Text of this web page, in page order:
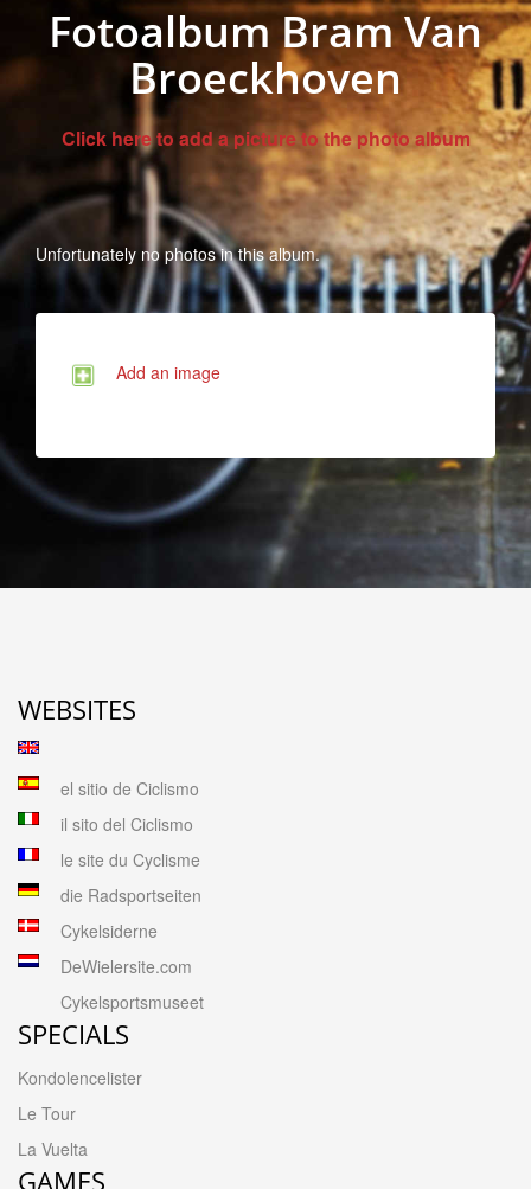
Fotoalbum Bram Van
Broeckhoven
Click here to add a picture to the photo album
Unfortunately no photos in this album.
Add an image
WEBSITES
el sitio de Ciclismo
il sito del Ciclismo
le site du Cyclisme
die Radsportseiten
Cykelsiderne
DeWielersite.com
Cykelsportsmuseet
SPECIALS
Kondolencelister
Le Tour
La Vuelta
GAMES